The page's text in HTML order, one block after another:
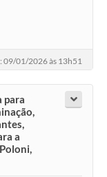
09/01/2026 às 13h51
para
a